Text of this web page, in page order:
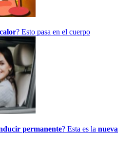
calor? Esto pasa en el cuerpo
permanente? Esta es la nueva